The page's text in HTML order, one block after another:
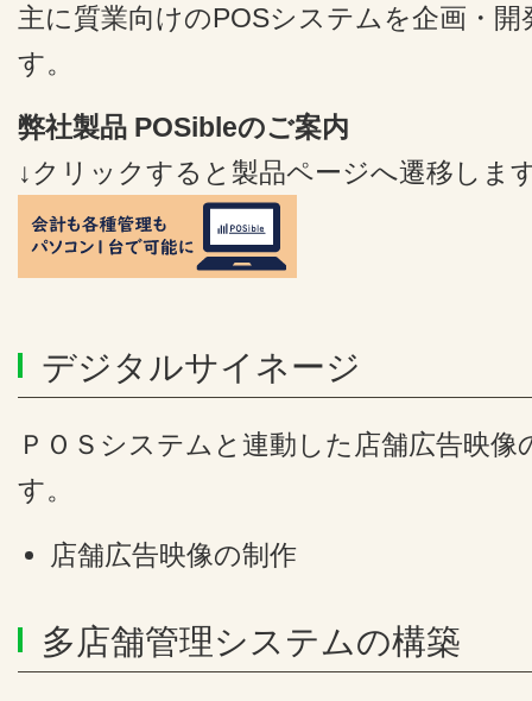
主に質業向けのPOSシステムを企画・
す。
弊社製品 POSibleのご案内
↓クリックすると製品ページへ遷移しま
デジタルサイネージ
ＰＯＳシステムと連動した店舗広告映
す。
店舗広告映像の制作
多店舗管理システムの構築